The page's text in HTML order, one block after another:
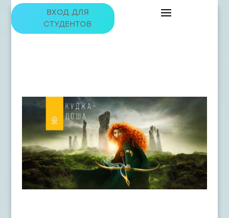
ВХОД ДЛЯ
СТУДЕНТОВ